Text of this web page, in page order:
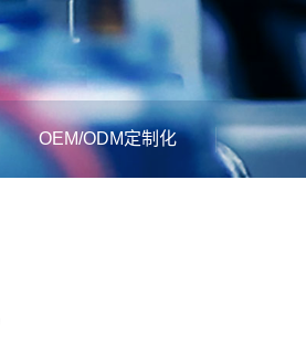
OEM/ODM定制化